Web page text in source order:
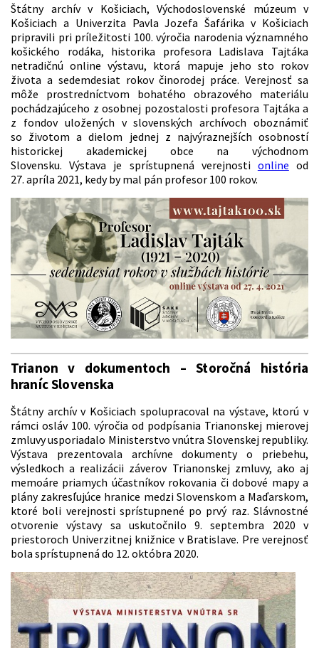
Štátny archív v Košiciach, Východoslovenské múzeum v
Košiciach a Univerzita Pavla Jozefa Šafárika v Košiciach
pripravili pri príležitosti 100. výročia narodenia významného
košického rodáka, historika profesora Ladislava Tajtáka
netradičnú online výstavu, ktorá mapuje jeho sto rokov
života a sedemdesiat rokov činorodej práce. Verejnosť sa
môže prostredníctvom bohatého obrazového materiálu
pochádzajúceho z osobnej pozostalosti profesora Tajtáka a
z fondov uložených v slovenských archívoch oboznámiť
so životom a dielom jednej z najvýraznejších osobností
historickej akademickej obce na východnom
Slovensku. Výstava je sprístupnená verejnosti online od
27. apríla 2021, kedy by mal pán profesor 100 rokov.
Trianon v dokumentoch – Storočná história
hraníc Slovenska
Štátny archív v Košiciach spolupracoval na výstave, ktorú v
rámci osláv 100. výročia od podpísania Trianonskej mierovej
zmluvy usporiadalo Ministerstvo vnútra Slovenskej republiky.
Výstava prezentovala archívne dokumenty o priebehu,
výsledkoch a realizácii záverov Trianonskej zmluvy, ako aj
memoáre priamych účastníkov rokovania či dobové mapy a
plány zakresľujúce hranice medzi Slovenskom a Maďarskom,
ktoré boli verejnosti sprístupnené po prvý raz. Slávnostné
otvorenie výstavy sa uskutočnilo 9. septembra 2020 v
priestoroch Univerzitnej knižnice v Bratislave. Pre verejnosť
bola sprístupnená do 12. októbra 2020.